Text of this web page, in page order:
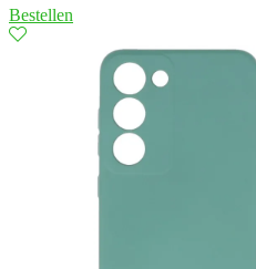
Bestellen